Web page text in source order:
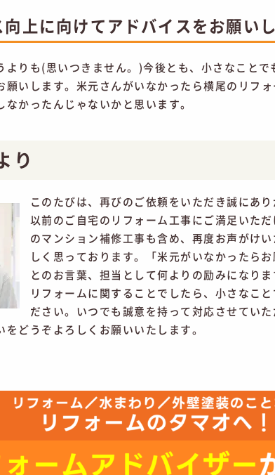
上に向けてアドバイスをお願いし
よりも(思いつきません。)今後とも、小さなことで
願いします。米元さんがいなかったら横尾のリフ
かったんじゃないかと思います。
り
このたびは、再びのご依頼をいただき誠にあり
以前のご自宅のリフォーム工事にご満足いた
のマンション補修工事も含め、再度お声がけ
しく思っております。「米元がいなかったらお
とのお言葉、担当として何よりの励みになり
リフォームに関することでしたら、小さなこ
ださい。いつでも誠意を持って対応させていた
どうぞよろしくお願いいたします。